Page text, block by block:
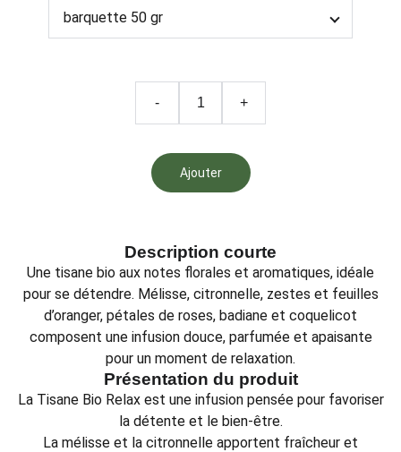
- +
Ajouter
Description courte
Une tisane bio aux notes florales et aromatiques, idéale
pour se détendre. Mélisse, citronnelle, zestes et feuilles
d’oranger, pétales de roses, badiane et coquelicot
composent une infusion douce, parfumée et apaisante
pour un moment de relaxation.
Présentation du produit
La Tisane Bio Relax est une infusion pensée pour favoriser
la détente et le bien-être.
La mélisse et la citronnelle apportent fraîcheur et